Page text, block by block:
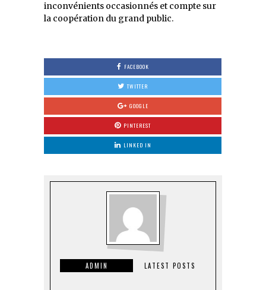
inconvénients occasionnés et compte sur
la coopération du grand public.
FACEBOOK
TWITTER
GOOGLE
PINTEREST
LINKED IN
ADMIN LATEST POSTS